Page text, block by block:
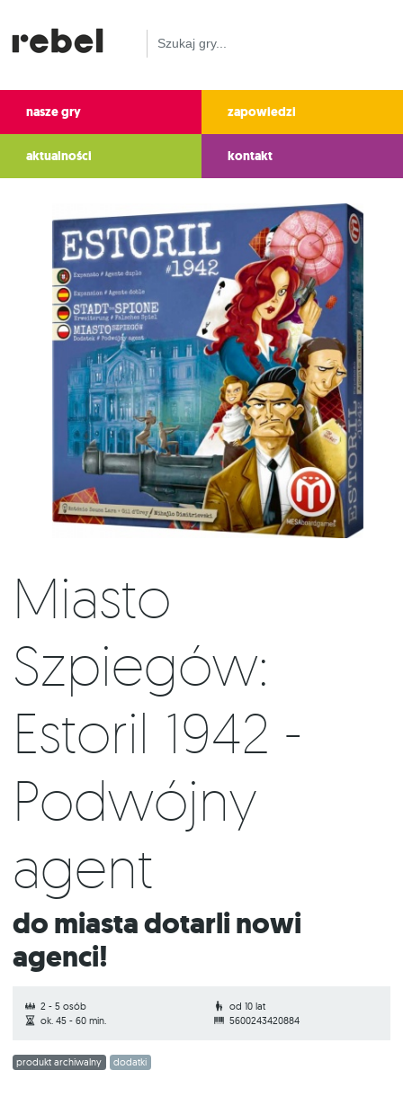
nasze gry zapowiedzi
aktualności kontakt
Miasto
Szpiegów:
Estoril 1942 -
Podwójny
agent
Do miasta dotarli nowi
agenci!
2 - 5 osób
od 10 lat
ok. 45 - 60 min.
5600243420884
produkt archiwalny dodatki